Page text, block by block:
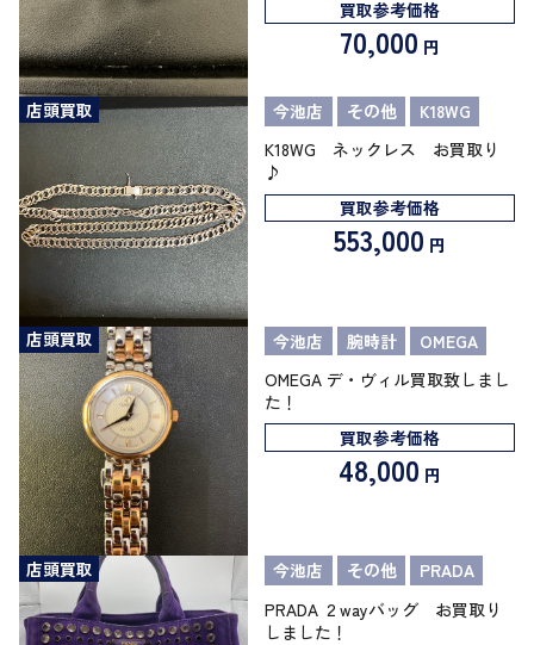
買取参考価格
70,000 円
店頭買取 今池店 その他
K18WG
K18WG ネックレス お買取り
♪
買取参考価格
553,000 円
店頭買取 今池店 腕時計
OMEGA
OMEGA デ・ヴィル買取致しまし
た！
買取参考価格
48,000 円
店頭買取 今池店 その他
PRADA
PRADA ２wayバッグ お買取り
しました！